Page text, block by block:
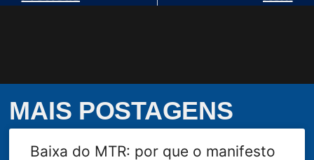
MAIS POSTAGENS
Baixa do MTR: por que o manifesto